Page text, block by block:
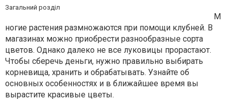
Загальний розділ
М
ногие растения размножаются при помощи клубней. В
магазинах можно приобрести разнообразные сорта
цветов. Однако далеко не все луковицы прорастают.
Чтобы сберечь деньги, нужно правильно выбирать
корневища, хранить и обрабатывать. Узнайте об
основных особенностях и в ближайшее время вы
вырастите красивые цветы.